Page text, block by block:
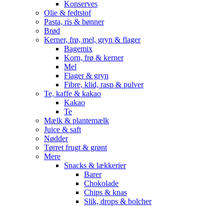
Konserves
Olie & fedtstof
Pasta, ris & bønner
Brød
Kerner, frø, mel, gryn & flager
Bagemix
Korn, frø & kerner
Mel
Flager & gryn
Fibre, klid, rasp & pulver
Te, kaffe & kakao
Kakao
Te
Mælk & plantemælk
Juice & saft
Nødder
Tørret frugt & grønt
Mere
Snacks & lækkerier
Barer
Chokolade
Chips & knas
Slik, drops & bolcher